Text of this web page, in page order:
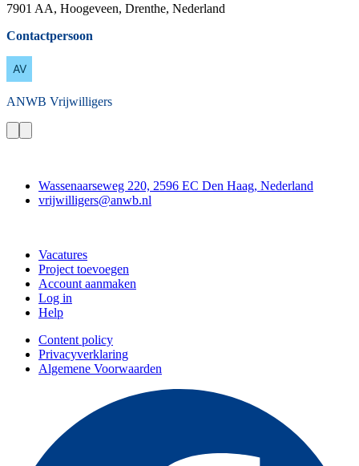
7901 AA, Hoogeveen, Drenthe, Nederland
Contactpersoon
ANWB Vrijwilligers
Wassenaarseweg 220, 2596 EC Den Haag, Nederland
vrijwilligers@anwb.nl
Vacatures
Project toevoegen
Account aanmaken
Log in
Help
Content policy
Privacyverklaring
Algemene Voorwaarden